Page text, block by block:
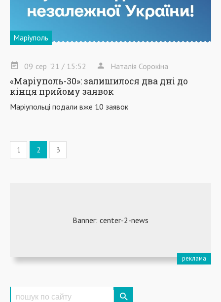
Маріуполь
09 сер '21 / 15:52 Наталія Сорокіна
«Маріуполь-30»: залишилося два дні до
кінця прийому заявок
Маріупольці подали вже 10 заявок
1 2 3